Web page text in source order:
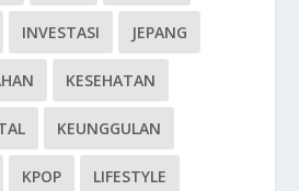
INVESTASI JEPANG
KESEHATAN
KEUNGGULAN
KPOP LIFESTYLE